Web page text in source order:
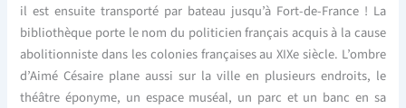
il est ensuite transporté par bateau jusqu’à Fort-de-France ! La
bibliothèque porte le nom du politicien français acquis à la cause
abolitionniste dans les colonies françaises au XIXe siècle. L’ombre
d’Aimé Césaire plane aussi sur la ville en plusieurs endroits, le
théâtre éponyme, un espace muséal, un parc et un banc en sa